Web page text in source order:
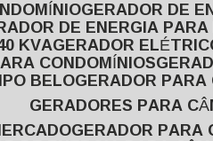
GERADOR DE
DE ENERGIA
KVA GERADOR
CONDOMÍNIOS
BELO GERADOR
GERADORES PARA
GERADOR